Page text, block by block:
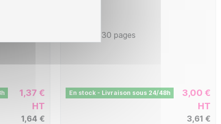
1,37 €
HT
1,64 €
430 pages
En stock - Livraison sous 24/48h
3,00 €
HT
3,61 €